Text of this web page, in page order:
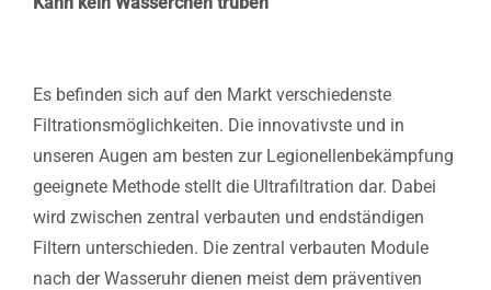
Es befinden sich auf den Markt verschiedenste
Filtrationsmöglichkeiten. Die innovativste und in
unseren Augen am besten zur Legionellenbekämpfung
geeignete Methode stellt die Ultrafiltration dar. Dabei
wird zwischen zentral verbauten und endständigen
Filtern unterschieden. Die zentral verbauten Module
nach der Wasseruhr dienen meist dem präventiven